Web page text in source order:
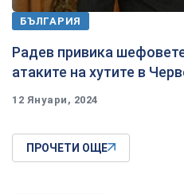
БЪЛГАРИЯ
Радев привика
атаките на хутите в
12 Януари, 2024
ПРОЧЕТИ ОЩЕ